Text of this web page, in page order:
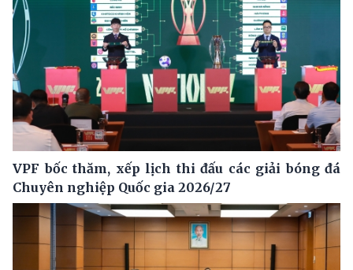
VPF bốc thăm, xếp lịch thi đấu các giải bóng đá
Chuyên nghiệp Quốc gia 2026/27